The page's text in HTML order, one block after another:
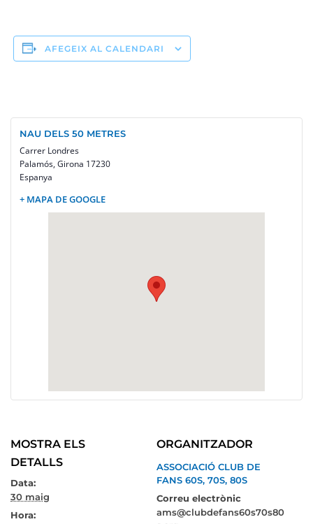
AFEGEIX AL CALENDARI
MOSTRA ELS
DETALLS
Data:
30 maig
Hora:
ORGANITZADOR
ASSOCIACIÓ CLUB DE
FANS 60S, 70S, 80S
Correu electrònic
ams@clubdefans60s70s80
NAU DELS 50 METRES
Carrer Londres
Palamós,Girona 17230
Espanya
+ MAPA DE GOOGLE